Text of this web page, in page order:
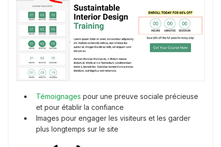
Témoignages pour une preuve sociale précieuse
et pour établir la confiance
Images pour engager les visiteurs et les garder
plus longtemps sur le site